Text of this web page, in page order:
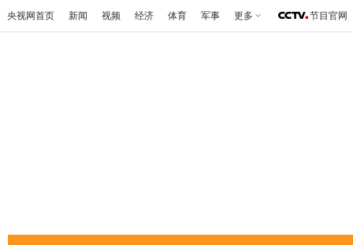
央视网首页 新闻 视频 经济 体育 军事 更多 节目官网